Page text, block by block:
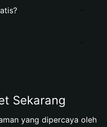
Sekarang
yang dipercaya oleh